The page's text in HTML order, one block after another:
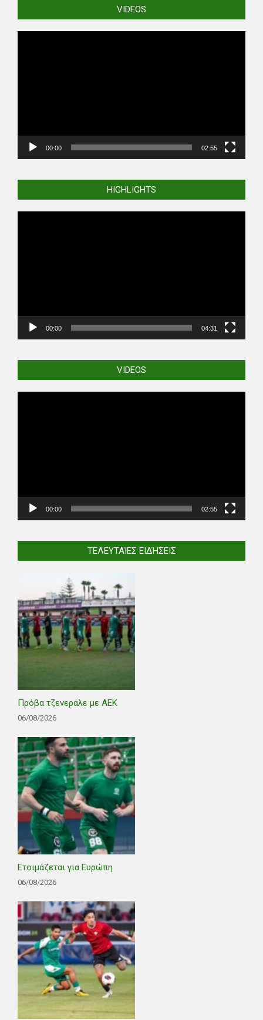
VIDEOS
00:00 02:55
HIGHLIGHTS
00:00 04:31
VIDEOS
00:00 02:55
ΤΕΛΕΥΤΑΊΕΣ ΕΙΔΉΣΕΙΣ
Πρόβα τζενεράλε με ΑΕΚ
06/08/2026
Ετοιμάζεται για Ευρώπη
06/08/2026